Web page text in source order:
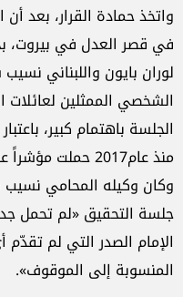
واتخذ حمادة القرار، بعد
في قصر العدل في بيروت،
لوران بايون واللبناني
الشخصي الممثلين
الجلسة باهتمام كبير،
منذ عام2017
وكان وكيله المحامي
جلسة التحقيق «لم تحمل
الإمام الصدر التي لم
المنسوبة إلى الموقوف».